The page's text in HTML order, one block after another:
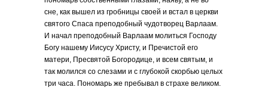
сне, как вышел из гробницы своей и встал в церкви
святого Спаса преподобный чудотворец Варлаам.
И начал преподобный Варлаам молиться Господу
Богу нашему Иисусу Христу, и Пречистой его
матери, Пресвятой Богородице, и всем святым, и
так молился со слезами и с глубокой скорбью целых
три часа. Пономарь же пребывал в страхе великом.